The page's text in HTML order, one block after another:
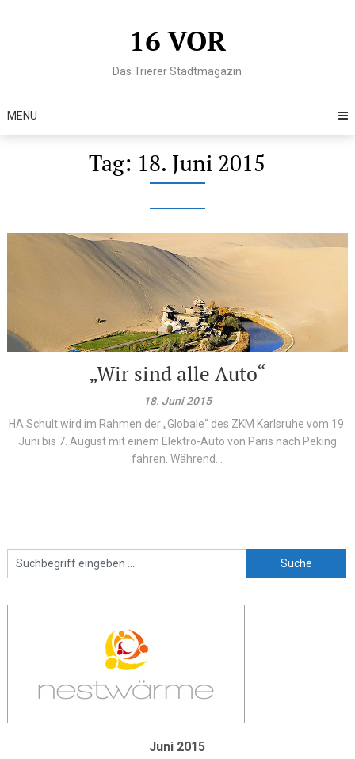
16 VOR
Das Trierer Stadtmagazin
MENU
Tag: 18. Juni 2015
„Wir sind alle Auto“
18. Juni 2015
HA Schult wird im Rahmen der „Globale“ des ZKM Karlsruhe vom 19.
Juni bis 7. August mit einem Elektro-Auto von Paris nach Peking
fahren. Während...
Juni 2015